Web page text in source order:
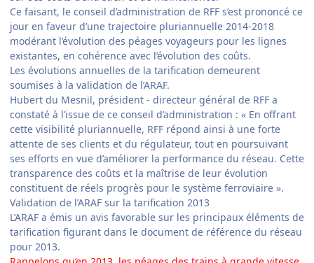
Ce faisant, le conseil d’administration de RFF s’est prononcé ce
jour en faveur d’une trajectoire pluriannuelle 2014-2018
modérant l’évolution des péages voyageurs pour les lignes
existantes, en cohérence avec l’évolution des coûts.
Les évolutions annuelles de la tarification demeurent
soumises à la validation de l’ARAF.
Hubert du Mesnil, président - directeur général de RFF a
constaté à l’issue de ce conseil d’administration : « En offrant
cette visibilité pluriannuelle, RFF répond ainsi à une forte
attente de ses clients et du régulateur, tout en poursuivant
ses efforts en vue d’améliorer la performance du réseau. Cette
transparence des coûts et la maîtrise de leur évolution
constituent de réels progrès pour le système ferroviaire ».
Validation de l’ARAF sur la tarification 2013
L’ARAF a émis un avis favorable sur les principaux éléments de
tarification figurant dans le document de référence du réseau
pour 2013.